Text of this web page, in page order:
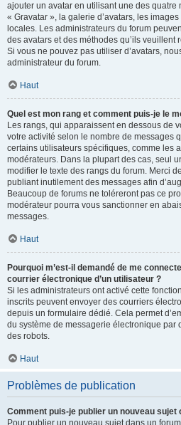
ajouter un avatar en utilisant une des quatre
« Gravatar », la galerie d’avatars, les
locales. Les administrateurs du forum
des avatars et des méthodes qu’ils
Si vous ne pouvez pas utiliser d’avatars,
administrateur du forum.
Haut
Quel est mon rang et comment puis-je le
Les rangs, qui apparaissent en dessous de
votre activité selon le nombre de messages
certains utilisateurs spécifiques, comme les
modérateurs. Dans la plupart des cas, seul
modifier le texte des rangs du forum. Merci
publiant inutilement des messages afin
Beaucoup de forums ne toléreront pas ce
modérateur pourra vous sanctionner en
messages.
Haut
Pourquoi m’est-il demandé de me
courrier électronique d’un utilisateur ?
Si les administrateurs ont activé cette
inscrits peuvent envoyer des courriers
depuis un formulaire dédié. Cela permet
du système de messagerie électronique par
des robots.
Haut
Problèmes de publication
Comment puis-je publier un nouveau sujet
Pour publier un nouveau sujet dans un